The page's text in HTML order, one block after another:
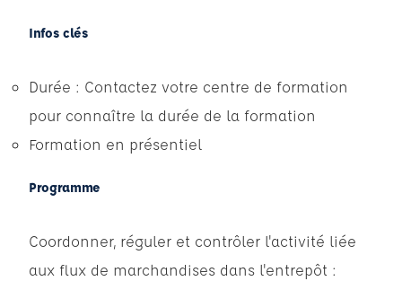
Infos clés
Durée : Contactez votre centre de formation
pour connaître la durée de la formation
Formation en présentiel
Programme
Coordonner, réguler et contrôler l'activité liée
aux flux de marchandises dans l'entrepôt :